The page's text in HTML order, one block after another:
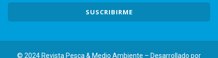
SUSCRIBIRME
© 2024 Revista Pesca & Medio Ambiente – Desarrollado por